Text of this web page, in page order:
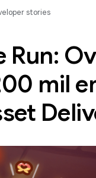
stories
Run:
mil